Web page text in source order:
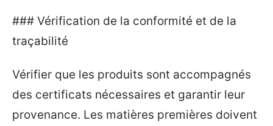
### Vérification de la conformité et de la
traçabilité
Vérifier que les produits sont accompagnés
des certificats nécessaires et garantir leur
provenance. Les matières premières doivent